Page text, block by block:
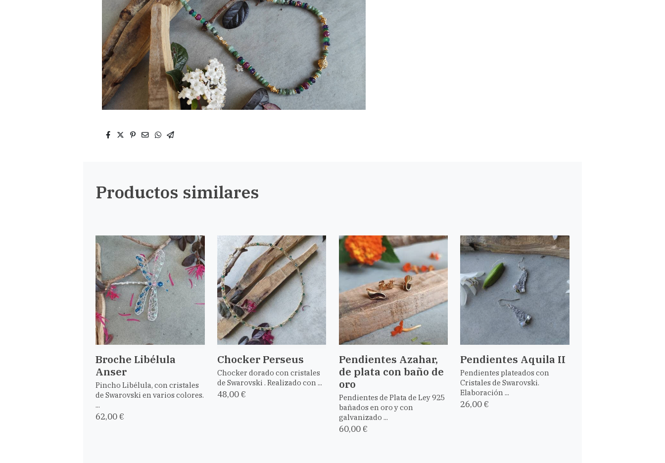
Productos similares
Broche Libélula
Anser
Pincho Libélula, con cristales
de Swarovski en varios colores.
...
62,00 €
Chocker Perseus
Chocker dorado con cristales
de Swarovski . Realizado con ...
48,00 €
Pendientes Azahar,
de plata con baño de
oro
Pendientes de Plata de Ley 925
bañados en oro y con
galvanizado ...
60,00 €
Pendientes Aquila II
Pendientes plateados con
Cristales de Swarovski.
Elaboración ...
26,00 €